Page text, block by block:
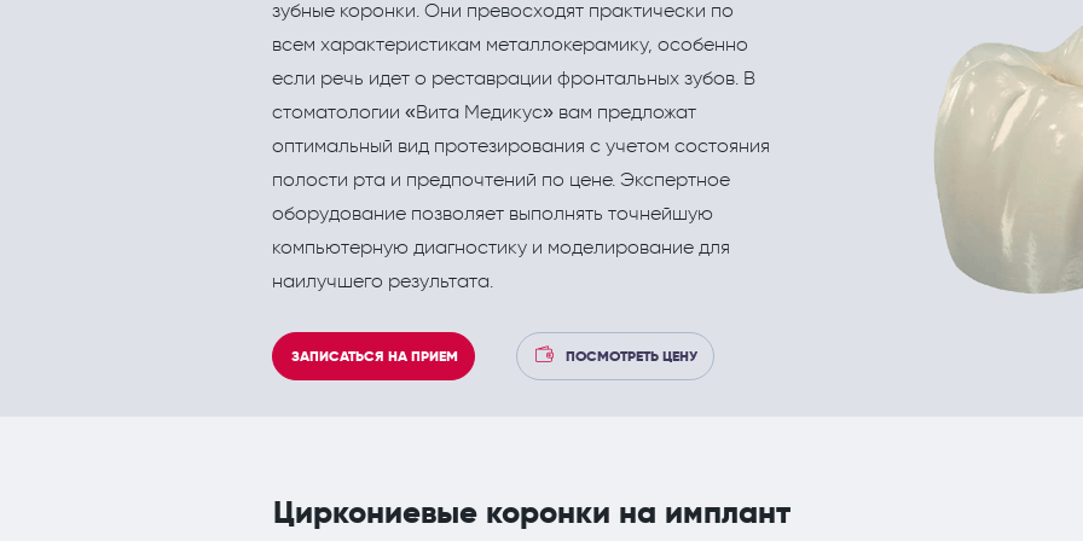
Кардиология
Кинезитерапия (ЛФК)
Колопроктология
Лечебный массаж
Неврология
Онкология
Рефлекторная терапия
Травматология и ортопедия
Урология и андрология
Флебология
Эндокринология
Инъекционные эстетические процедурыКорректировка жировых отложений
зубные коронки. Они превосходят практически по
всем характеристикам металлокерамику, особенно
если речь идет о реставрации фронтальных зубов. В
стоматологии «Вита Медикус» вам предложат
оптимальный вид протезирования с учетом состояния
полости рта и предпочтений по цене. Экспертное
оборудование позволяет выполнять точнейшую
компьютерную диагностику и моделирование для
наилучшего результата.
ЗАПИСАТЬСЯ НА ПРИЕМ ПОСМОТРЕТЬ ЦЕНУ
Циркониевые коронки на имплант